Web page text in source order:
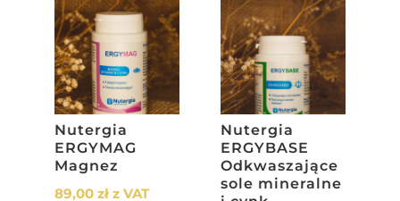
Nutergia
ERGYMAG
Magnez
89,00 zł z VAT
Nutergia
ERGYBASE
Odkwaszające
sole mineralne